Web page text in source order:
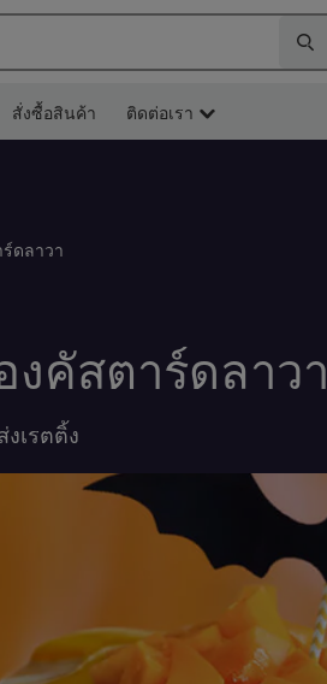
สั่งซื้อสินค้า ติดต่อเรา
ดลาวา
คัสตาร์ดลาวา
มี
งเรตติ้ง